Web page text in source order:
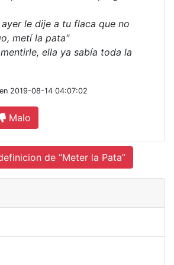
le dije a tu flaca que no
metí la pata"
ella ya sabía toda la
2019-08-14 04:07:02
Malo
de “Meter la Pata”